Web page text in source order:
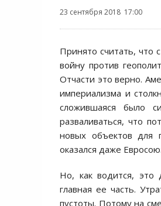
23 сентября 2018 17:00
Принято считать, что
войну против
Отчасти это верно.
империализма и
сложившаяся было
разваливаться, что
новых объектов для
оказался даже
Но, как водится, это
главная ее часть.
пустоты. Потому на